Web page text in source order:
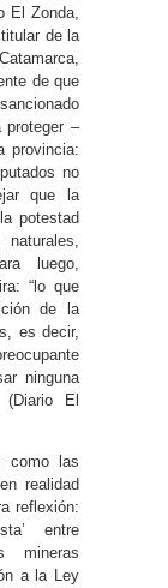
El Zonda,
de la
de que
proteger –
provincia:
no
que la
potestad
luego,
“lo que
de la
es decir,
ninguna
El
como las
realidad
reflexión:
entre
mineras
a la Ley